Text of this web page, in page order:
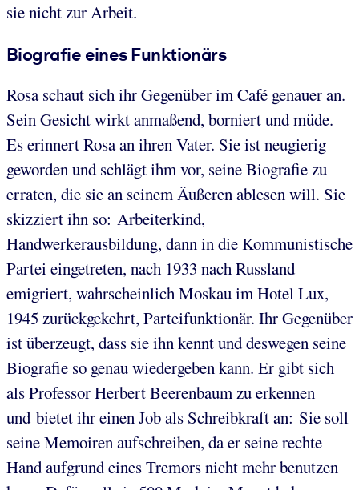
sie nicht zur Arbeit.
Biografie eines Funktionärs
Rosa schaut sich ihr Gegenüber im Café genauer an.
Sein Gesicht wirkt anmaßend, borniert und müde.
Es erinnert Rosa an ihren Vater. Sie ist neugierig
geworden und schlägt ihm vor, seine Biografie zu
erraten, die sie an seinem Äußeren ablesen will. Sie
skizziert ihn so: Arbeiterkind,
Handwerkerausbildung, dann in die Kommunistische
Partei eingetreten, nach 1933 nach Russland
emigriert, wahrscheinlich Moskau im Hotel Lux,
1945 zurückgekehrt, Parteifunktionär. Ihr Gegenüber
ist überzeugt, dass sie ihn kennt und deswegen seine
Biografie so genau wiedergeben kann. Er gibt sich
als Professor Herbert Beerenbaum zu erkennen
und bietet ihr einen Job als Schreibkraft an: Sie soll
seine Memoiren aufschreiben, da er seine rechte
Hand aufgrund eines Tremors nicht mehr benutzen